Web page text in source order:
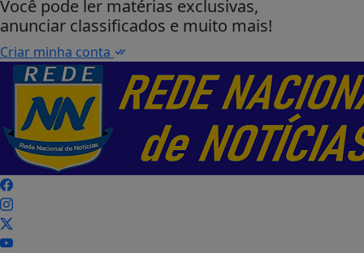
Você pode ler matérias exclusivas,
anunciar classificados e muito mais!
Criar minha conta